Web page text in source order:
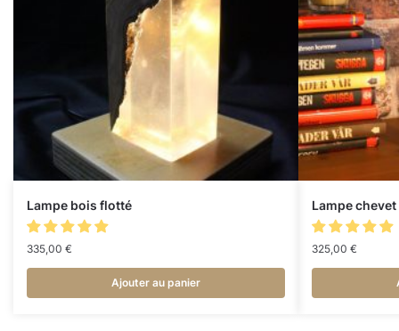
Lampe bois flotté
335,00 €
Ajouter au panier
Lampe
325,00 €